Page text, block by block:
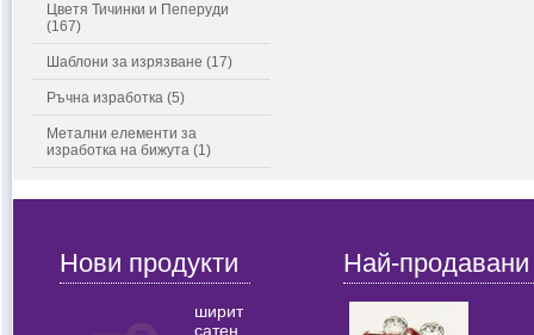
Цветя Тичинки и Пеперуди
(167)
Шаблони за изрязване (17)
Ръчна изработка (5)
Метални елементи за
изработка на бижута (1)
Нови продукти
ширит
сатен
Най-продавани